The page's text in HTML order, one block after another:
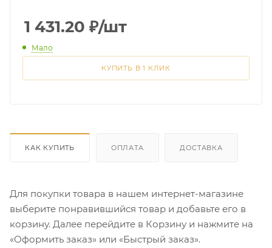
1 431.20 ₽/шт
Мало
КУПИТЬ В 1 КЛИК
КАК КУПИТЬ ОПЛАТА ДОСТАВКА
Для покупки товара в нашем интернет-магазине
выберите понравившийся товар и добавьте его в
корзину. Далее перейдите в Корзину и нажмите на
«Оформить заказ» или «Быстрый заказ».